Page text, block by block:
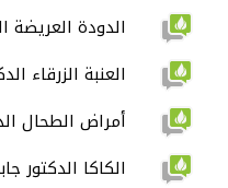
الدودة العريضة
العنبة الزرقاء
أمراض الطحال
الكاكا الدكتور